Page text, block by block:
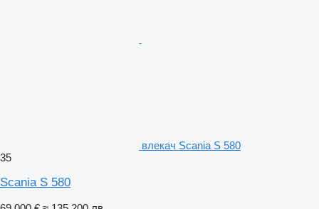
влекач Scania S 580
35
Scania S 580